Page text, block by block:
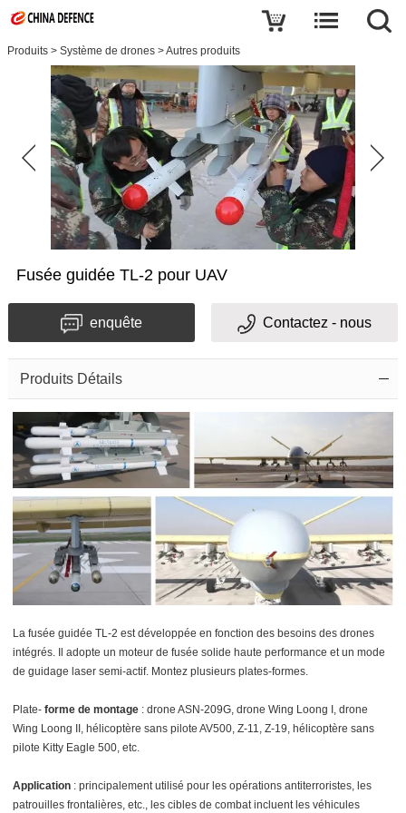
Produits > Système de drones >Autres produits
Fusée guidée TL-2 pour UAV
enquête Contactez - nous
Produits Détails
La fusée guidée TL-2 est développée en fonction des besoins des drones
intégrés. Il adopte un moteur de fusée solide haute performance et un mode
de guidage laser semi-actif. Montez plusieurs plates-formes.
Plate- forme de montage : drone ASN-209G, drone Wing Loong I, drone
Wing Loong II, hélicoptère sans pilote AV500, Z-11, Z-19, hélicoptère sans
pilote Kitty Eagle 500, etc.
Application : principalement utilisé pour les opérations antiterroristes, les
patrouilles frontalières, etc., les cibles de combat incluent les véhicules